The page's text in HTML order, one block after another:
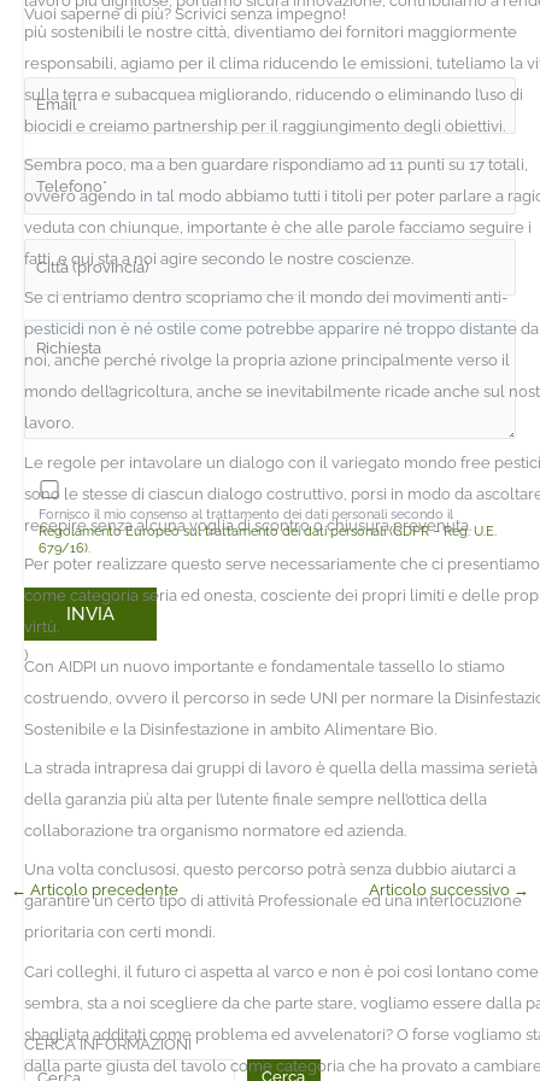
più sostenibili le nostre città, diventiamo dei fornitori maggiormente
responsabili, agiamo per il clima riducendo le emissioni, tuteliamo la
sulla terra e subacquea migliorando, riducendo o eliminando l’uso di
biocidi e creiamo partnership per il raggiungimento degli obiettivi.
Sembra poco, ma a ben guardare rispondiamo ad 11 punti su 17 totali,
ovvero agendo in tal modo abbiamo tutti i titoli per poter parlare a
veduta con chiunque, importante è che alle parole facciamo seguire i
fatti, e qui sta a noi agire secondo le nostre coscienze.
Se ci entriamo dentro scopriamo che il mondo dei movimenti anti-
pesticidi non è né ostile come potrebbe apparire né troppo distante da
noi, anche perché rivolge la propria azione principalmente verso il
mondo dell’agricoltura, anche se inevitabilmente ricade anche sul
lavoro.
Le regole per intavolare un dialogo con il variegato mondo free
sono le stesse di ciascun dialogo costruttivo, porsi in modo da
recepire senza alcuna voglia di scontro o chiusura prevenuta.
Per poter realizzare questo serve necessariamente che ci presentiamo
come categoria seria ed onesta, cosciente dei propri limiti e delle
virtù.
Con AIDPI un nuovo importante e fondamentale tassello lo stiamo
costruendo, ovvero il percorso in sede UNI per normare la
Sostenibile e la Disinfestazione in ambito Alimentare Bio.
La strada intrapresa dai gruppi di lavoro è quella della massima serietà
della garanzia più alta per l’utente finale sempre nell’ottica della
collaborazione tra organismo normatore ed azienda.
Una volta conclusosi, questo percorso potrà senza dubbio aiutarci a
garantire un certo tipo di attività Professionale ed una interlocuzione
prioritaria con certi mondi.
Cari colleghi, il futuro ci aspetta al varco e non è poi così lontano come
sembra, sta a noi scegliere da che parte stare, vogliamo essere dalla
sbagliata additati come problema ed avvelenatori? O forse vogliamo
dalla parte giusta del tavolo come categoria che ha provato a
Vuoi saperne di più? Scrivici senza impegno!
Fornisco il mio consenso al trattamento dei dati personali secondo il
Regolamento Europeo sul trattamento dei dati personali (GDPR – Reg. U.E.
679/16).
)
← Articolo precedente Articolo successivo →
CERCA INFORMAZIONI
Cerca